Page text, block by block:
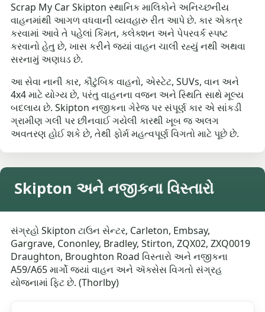
Scrap My Car Skipton સ્થાનિક માલિકોને અનિચ્છનીય
વાહનમાંથી આગળ વધવાની વ્યવહારુ રીત આપે છે. કાર એકત્ર
કરવામાં આવે તે પહેલાં કિંમત, કલેક્શન અને પેપરવર્ક સ્પષ્ટ
કરવાનો હેતુ છે, ખાસ કરીને જ્યાં વાહન ચાલી રહ્યું નથી અથવા
સરનામું અણઘડ છે.
આ સેવા નાની કાર, કૌટુંબિક વાહનો, એસ્ટેટ, SUVs, વાન અને
4x4 માટે યોગ્ય છે, પરંતુ વાહનના વજન અને સ્થિતિ સાથે મૂલ્ય
બદલાય છે. Skipton નજીકના ગેરેજ પર સંપૂર્ણ કાર એ સાંકડી
ગ્રામીણ ગલી પર છીનવાઈ ગયેલી કારથી ખૂબ જ અલગ
અવતરણ હોઈ શકે છે, તેથી ફોર્મ મહત્વપૂર્ણ વિગતો માટે પૂછે છે.
Skipton અને નજીકના વિસ્તારો
સંગ્રહો Skipton ટાઉન સેન્ટર, Carleton, Embsay,
Gargrave, Cononley, Bradley, Stirton, ZQX02, ZXQ0019
Draughton, Broughton Road વિસ્તારો અને નજીકના
A59/A65 માર્ગો જ્યાં વાહન અને ઍક્સેસ વિગતો સંગ્રહ
યોજનામાં ફિટ છે. (Thorlby)